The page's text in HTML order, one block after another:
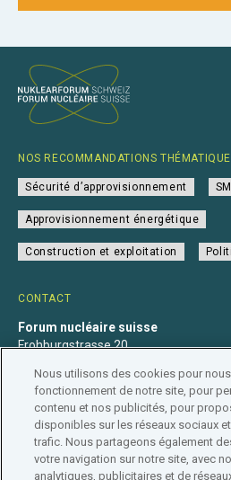
CONTACT
Forum nucléaire suisse
Frohburgstrasse 20
+41 31 560 36 50
info@nuklearforum.ch
NOS RECOMMANDATIONS
Sécurité d’approvisionnement
Approvisionnement énergétique
Construction et exploitation
Nous utilisons des cookies pour
fonctionnement de notre site, pour
contenu et nos publicités, pour
disponibles sur les réseaux sociaux
trafic. Nous partageons également
votre navigation sur notre site, avec
analytiques, publicitaires et de